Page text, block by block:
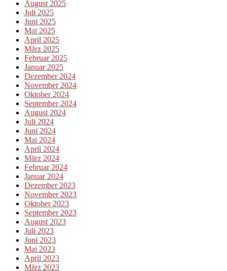
August 2025
Juli 2025
Juni 2025
Mai 2025
April 2025
März 2025
Februar 2025
Januar 2025
Dezember 2024
November 2024
Oktober 2024
September 2024
August 2024
Juli 2024
Juni 2024
Mai 2024
April 2024
März 2024
Februar 2024
Januar 2024
Dezember 2023
November 2023
Oktober 2023
September 2023
August 2023
Juli 2023
Juni 2023
Mai 2023
April 2023
März 2023